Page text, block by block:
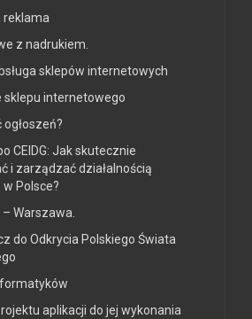
reklama
z nadrukiem.
sklepów internetowych
sklepu internetowego
CEIDG: Jak skutecznie
i zarządzać działalnością
Polsce?
– Warszawa.
do Odkrycia Polskiego Świata
aplikacji do jej wykonania